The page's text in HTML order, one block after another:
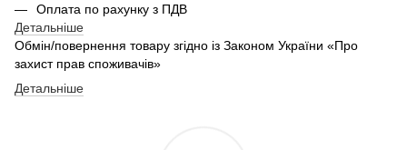
Оплата по рахунку з ПДВ
Детальніше
Обмін/повернення товару згідно із Законом України «Про
захист прав споживачів»
Детальніше